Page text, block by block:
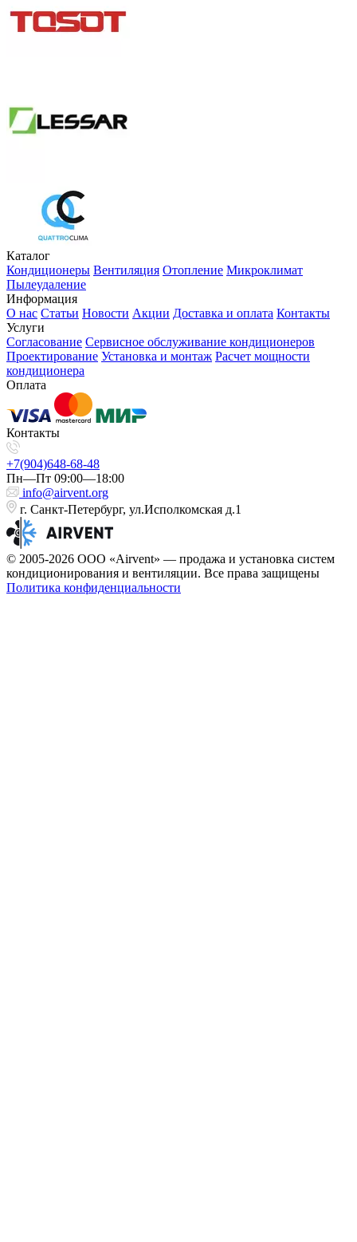
Каталог
Кондиционеры Вентиляция Отопление Микроклимат
Пылеудаление
Информация
О нас Статьи Новости Акции Доставка и оплата Контакты
Услуги
Согласование Сервисное обслуживание кондиционеров
Проектирование Установка и монтаж Расчет мощности
кондиционера
Оплата
Контакты
+7(904)648-68-48
Пн—Пт 09:00—18:00
info@airvent.org
г. Санкт-Петербург, ул.Исполкомская д.1
© 2005-2026 ООО «Airvent» — продажа и установка систем
кондиционирования и вентиляции. Все права защищены
Политика конфиденциальности